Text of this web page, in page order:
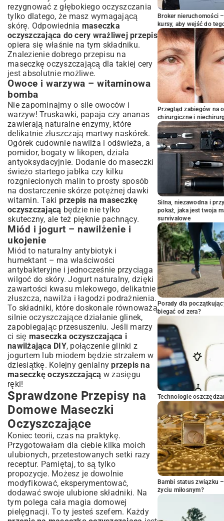
rezygnować z głębokiego oczyszczania
tylko dlatego, że masz wymagającą
skórę. Odpowiednia maseczka
oczyszczająca do cery wrażliwej przepis
opiera się właśnie na tym składniku.
Znalezienie dobrego przepisu na
maseczkę oczyszczającą dla takiej cery
jest absolutnie możliwe.
Owoce i warzywa – witaminowa
bomba
Nie zapominajmy o sile owoców i
warzyw! Truskawki, papaja czy ananas
zawierają naturalne enzymy, które
delikatnie złuszczają martwy naskórek.
Ogórek cudownie nawilża i odświeża, a
pomidor, bogaty w likopen, działa
antyoksydacyjnie. Dodanie do maseczki
świeżo startego jabłka czy kilku
rozgniecionych malin to prosty sposób
na dostarczenie skórze potężnej dawki
witamin. Taki przepis na maseczkę
oczyszczającą będzie nie tylko
skuteczny, ale też pięknie pachnący.
Miód i jogurt – nawilżenie i
ukojenie
Miód to naturalny antybiotyk i
humektant – ma właściwości
antybakteryjne i jednocześnie przyciąga
wilgoć do skóry. Jogurt naturalny, dzięki
zawartości kwasu mlekowego, delikatnie
złuszcza, nawilża i łagodzi podrażnienia.
To składniki, które doskonale równoważą
silnie oczyszczające działanie glinek,
zapobiegając przesuszeniu. Jeśli marzy
ci się maseczka oczyszczająca i
nawilżająca DIY, połączenie glinki z
jogurtem lub miodem będzie strzałem w
dziesiątkę. Kolejny genialnyprzepis na
maseczkę oczyszczającą w zasięgu
ręki!
Sprawdzone Przepisy na
Domowe Maseczki
Oczyszczające
Koniec teorii, czas na praktykę.
Przygotowałam dla ciebie kilka moich
ulubionych, przetestowanych setki razy
receptur. Pamiętaj, to są tylko
propozycje. Możesz je dowolnie
modyfikować, eksperymentować,
dodawać swoje ulubione składniki. Na
tym polega cała magia domowej
pielęgnacji. To ty jesteś szefem. Każdy
Broker nieruchomości
kursy, aby wejść do
Przegląd zabiegów na
chirurgiczne i
Silna, niezawodna i
pokaż, jaka jest twoja
survivalowe
Porady dla
biegać od zera?
Technologie
Bambi status związku
życiu miłosnym?